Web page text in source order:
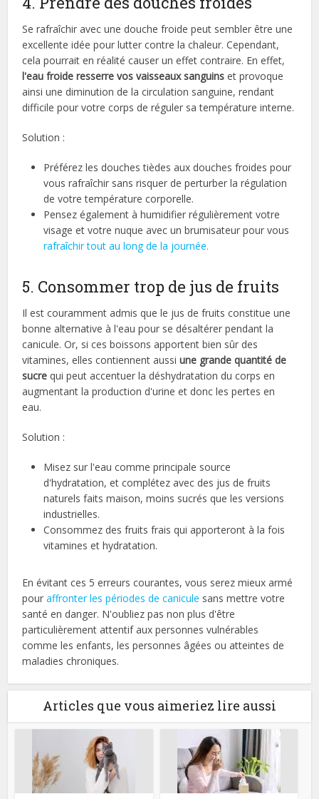
Se rafraîchir avec une douche froide peut sembler être une
excellente idée pour lutter contre la chaleur. Cependant,
cela pourrait en réalité causer un effet contraire. En effet,
l'eau froide resserre vos vaisseaux sanguins et provoque
ainsi une diminution de la circulation sanguine, rendant
difficile pour votre corps de réguler sa température interne.
Solution :
Préférez les douches tièdes aux douches froides pour
vous rafraîchir sans risquer de perturber la régulation
de votre température corporelle.
Pensez également à humidifier régulièrement votre
visage et votre nuque avec un brumisateur pour vous
rafraîchir tout au long de la journée.
5. Consommer trop de jus de fruits
Il est couramment admis que le jus de fruits constitue une
bonne alternative à l'eau pour se désaltérer pendant la
canicule. Or, si ces boissons apportent bien sûr des
vitamines, elles contiennent aussi une grande quantité de
sucre qui peut accentuer la déshydratation du corps en
augmentant la production d'urine et donc les pertes en
eau.
Solution :
Misez sur l'eau comme principale source
d'hydratation, et complétez avec des jus de fruits
naturels faits maison, moins sucrés que les versions
industrielles.
Consommez des fruits frais qui apporteront à la fois
vitamines et hydratation.
En évitant ces 5 erreurs courantes, vous serez mieux armé
pouraffronter les périodes de canicule sans mettre votre
santé en danger. N'oubliez pas non plus d'être
particulièrement attentif aux personnes vulnérables
comme les enfants, les personnes âgées ou atteintes de
maladies chroniques.
Articles que vous aimeriez lire aussi